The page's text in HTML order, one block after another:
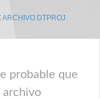
ARCHIVO DTPROJ
probable que
archivo